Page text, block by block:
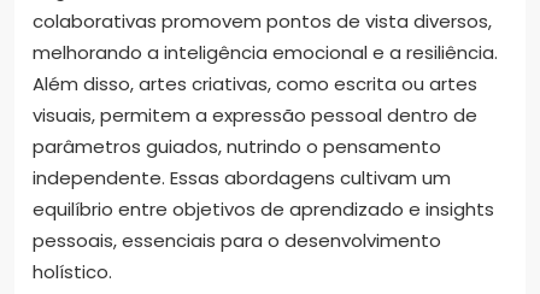
colaborativas promovem pontos de vista diversos,
melhorando a inteligência emocional e a resiliência.
Além disso, artes criativas, como escrita ou artes
visuais, permitem a expressão pessoal dentro de
parâmetros guiados, nutrindo o pensamento
independente. Essas abordagens cultivam um
equilíbrio entre objetivos de aprendizado e insights
pessoais, essenciais para o desenvolvimento
holístico.